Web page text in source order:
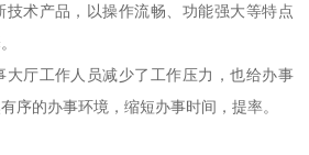
术产品，以操作流畅、功能强大等特点
大厅工作人员减少了工作压力，也给办事
序的办事环境，缩短办事时间，提率。